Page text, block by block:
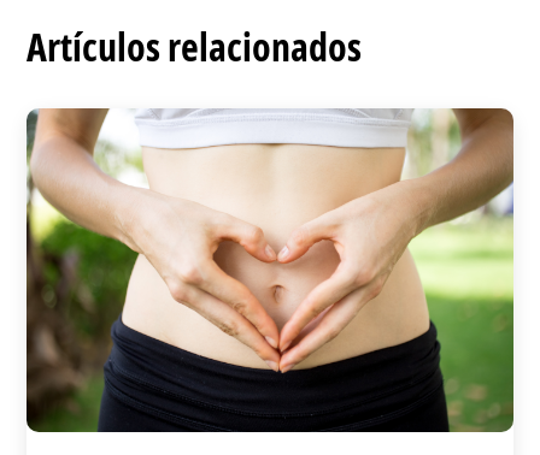
Artículos relacionados